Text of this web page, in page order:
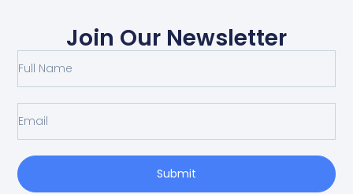
Join Our Newsletter
Submit